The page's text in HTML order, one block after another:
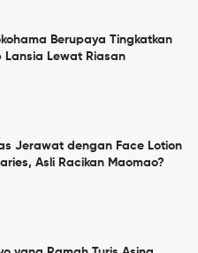
Berupaya Tingkatkan
Lansia Lewat Riasan
Jerawat dengan Face Lotion
Asli Racikan Maomao?